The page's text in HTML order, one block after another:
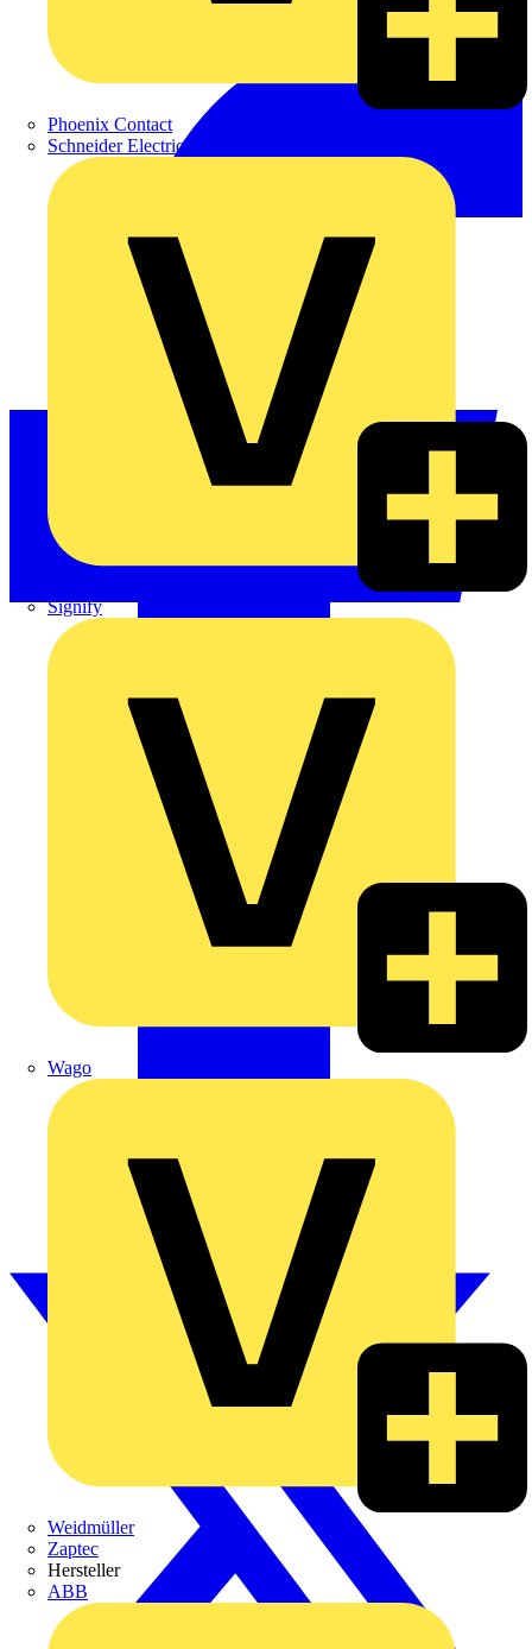
Phoenix Contact
Schneider Electric
Signify
Wago
Weidmüller
Zaptec
Hersteller
ABB